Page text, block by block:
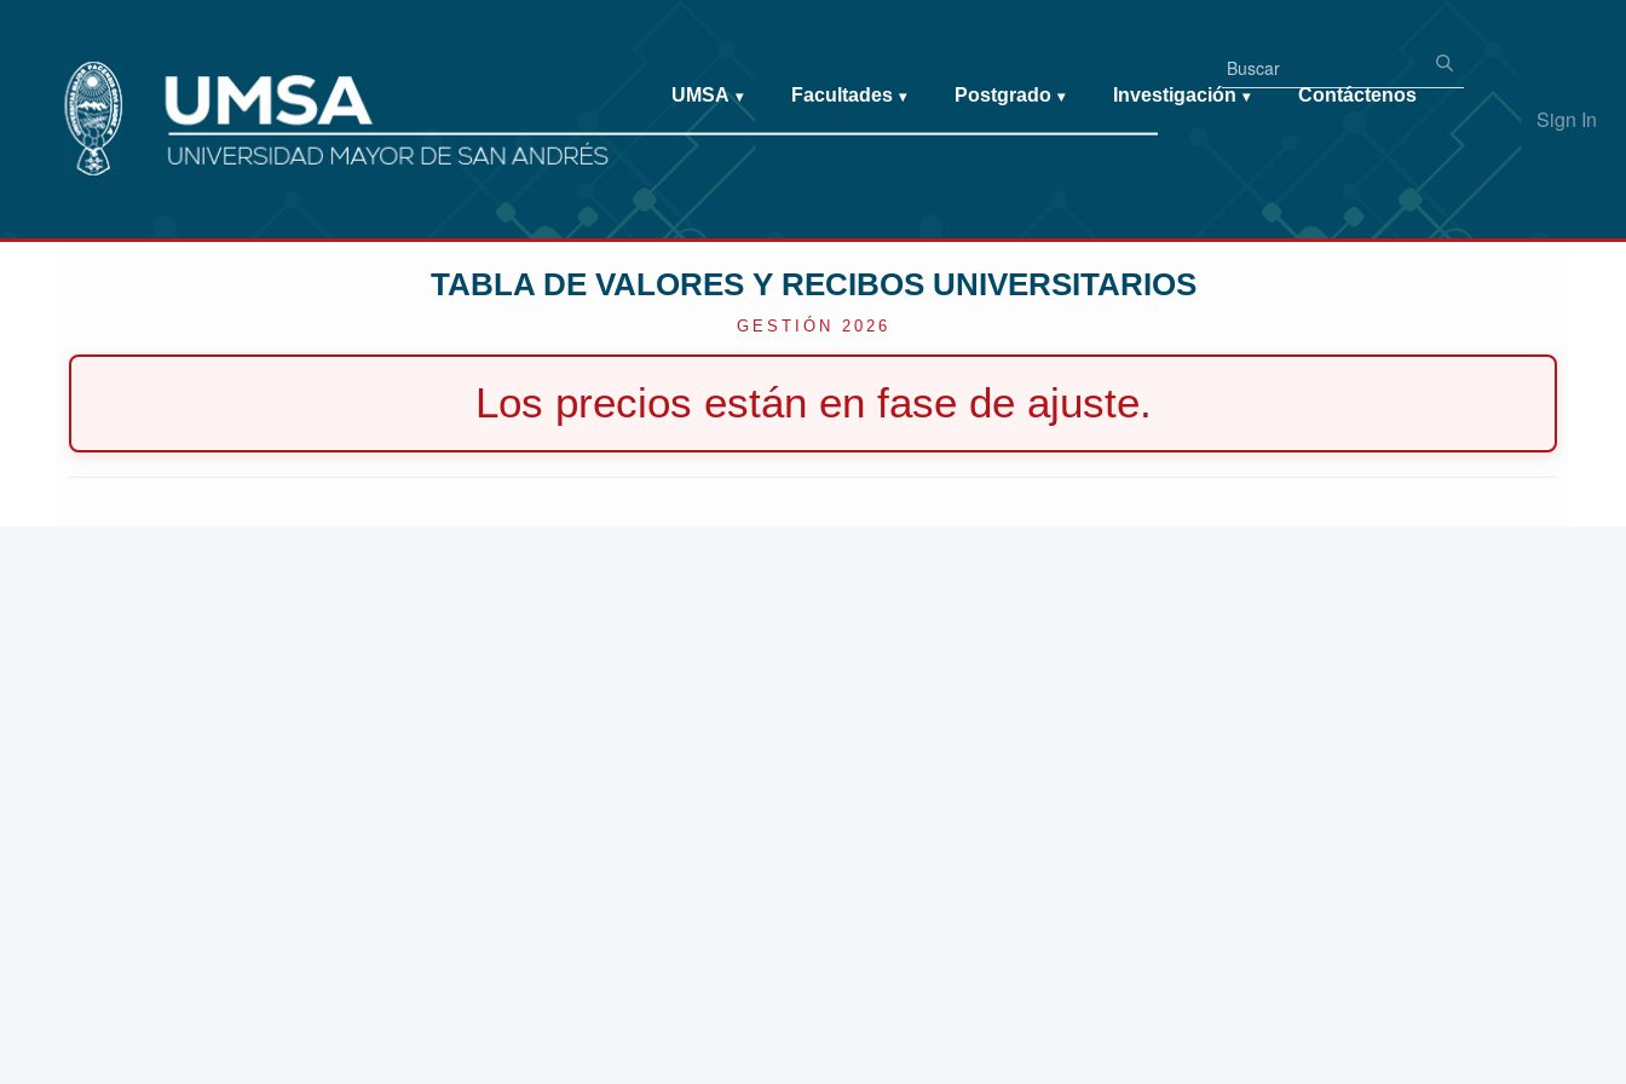
Sign In
UMSA ▾ Facultades ▾ Postgrado ▾ Investigación ▾ Contáctenos
TABLA DE VALORES Y RECIBOS UNIVERSITARIOS
GESTIÓN 2026
Los precios están en fase de ajuste.